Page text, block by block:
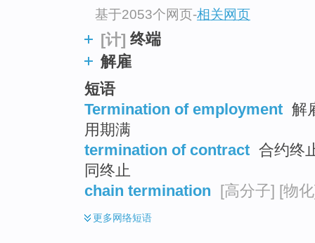
基于2053个网页-相关网页
[计] 终端
解雇
短语
Termination of employment 解
用期满
termination of contract 合约终
同终止
chain termination [高分子] [物
更多网络短语